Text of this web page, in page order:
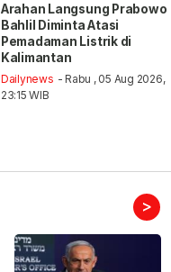
Arahan Langsung Prabowo
Bahlil Diminta Atasi
Pemadaman Listrik di
Kalimantan
Dailynews - Rabu , 05 Aug 2026,
23:15 WIB
>